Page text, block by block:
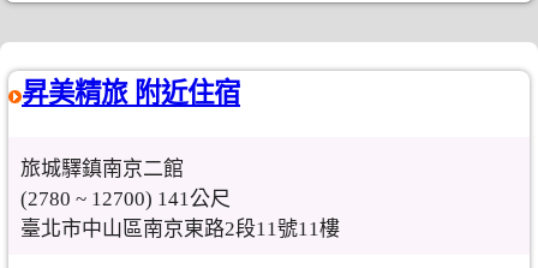
昇美精旅 附近住宿
旅城驛鎮南京二館
(2780 ~ 12700) 141公尺
臺北市中山區南京東路2段11號11樓